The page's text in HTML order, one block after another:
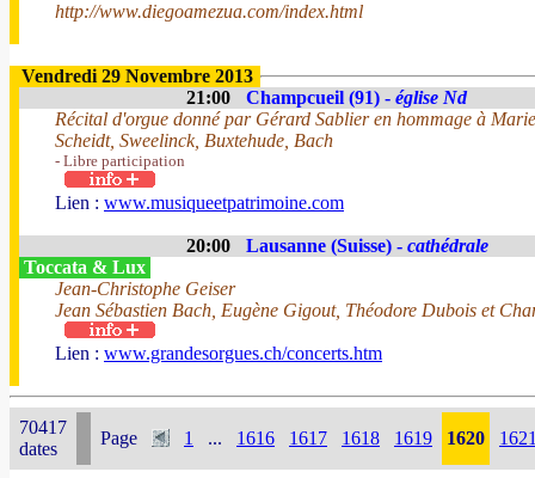
http://www.diegoamezua.com/index.html
Vendredi 29 Novembre 2013
21:00
Champcueil (91) - église Nd
Récital d'orgue donné par Gérard Sablier en hommage à
Scheidt, Sweelinck, Buxtehude, Bach
- Libre participation
Lien : www.musiqueetpatrimoine.com
20:00 Lausanne (Suisse) - cathédrale
Toccata & Lux
Jean-Christophe Geiser
Jean Sébastien Bach, Eugène Gigout, Théodore Dubois et
Lien : www.grandesorgues.ch/concerts.htm
70417
dates
Page 1 ... 1616 1617 1618 1619 1620